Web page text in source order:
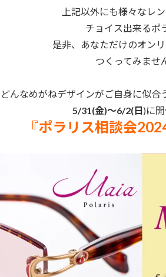
上記以外にも様々なレ
チョイス出来るポ
是非、あなただけのオン
つくってみませ
どんなめがねデザインがご自身に似合
5/31(金)～6/2(日 )に
『ポラリス相談会